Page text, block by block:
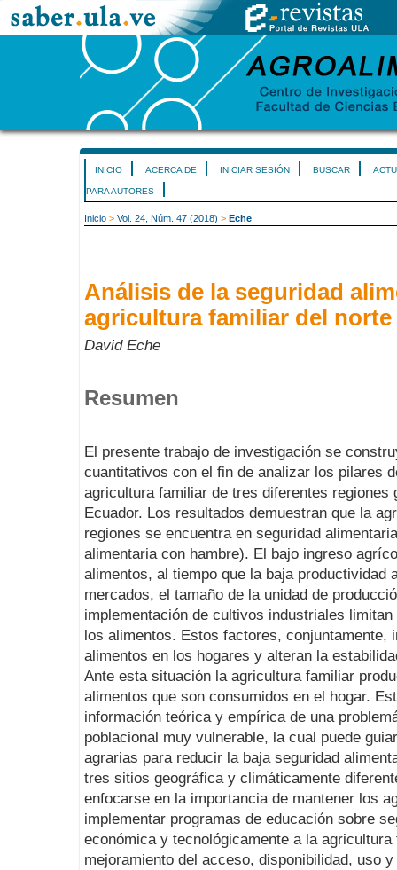
INICIO ACERCA DE INICIAR SESIÓN BUSCAR
PARA AUTORES
Inicio > Vol. 24, Núm. 47 (2018) > Eche
Análisis de la seguridad
agricultura familiar del
David Eche
Resumen
El presente trabajo de investigación se
cuantitativos con el fin de analizar los pilares
agricultura familiar de tres diferentes regiones
Ecuador. Los resultados demuestran que la
regiones se encuentra en seguridad
alimentaria con hambre). El bajo ingreso
alimentos, al tiempo que la baja productividad
mercados, el tamaño de la unidad de
implementación de cultivos industriales
los alimentos. Estos factores, conjuntamente,
alimentos en los hogares y alteran la
Ante esta situación la agricultura familiar
alimentos que son consumidos en el hogar.
información teórica y empírica de una
poblacional muy vulnerable, la cual puede
agrarias para reducir la baja seguridad
tres sitios geográfica y climáticamente
enfocarse en la importancia de mantener los
implementar programas de educación sobre
económica y tecnológicamente a la
mejoramiento del acceso, disponibilidad, uso